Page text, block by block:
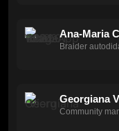
Ana-Maria
Braider
Georgiana
Community